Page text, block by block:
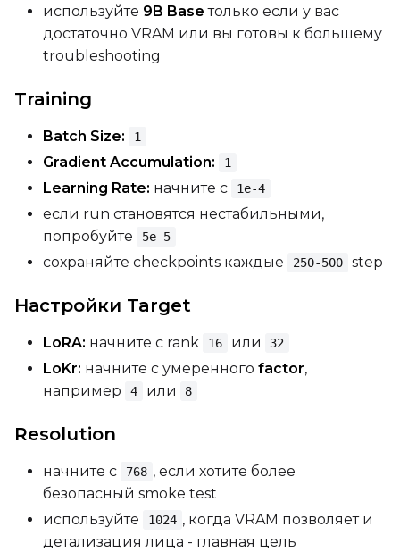
LoRA Scale
LoRA Scale
Width
используйте 9B Base только если у вас
достаточно VRAM или вы готовы к большему
troubleshooting
Training
Batch Size: 1
Gradient Accumulation: 1
Learning Rate: начните с 1e-4
если run становятся нестабильными,
попробуйте
5e-5
сохраняйте checkpoints каждые 250-500 step
Настройки Target
LoRA: начните с rank 16 или 32
LoKr: начните с умеренного factor,
например
4 или 8
Resolution
начните с 768 , если хотите более
безопасный smoke test
используйте
1024 , когда VRAM позволяет и
детализация лица - главная цель